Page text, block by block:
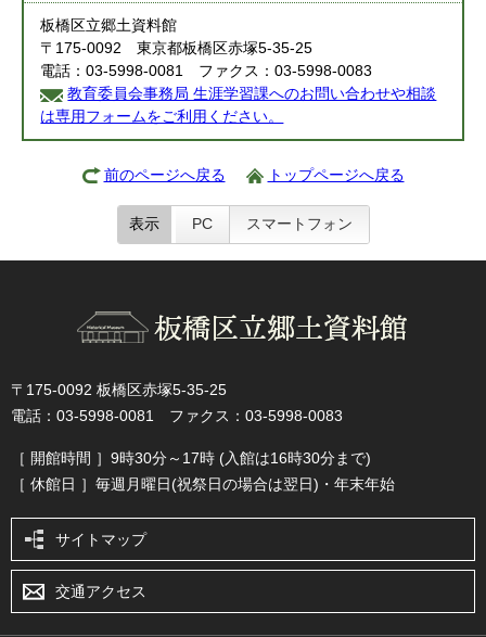
板橋区立郷土資料館
〒175-0092 東京都板橋区赤塚5-35-25
電話：03-5998-0081 ファクス：03-5998-0083
教育委員会事務局 生涯学習課へのお問い合わせや相談
は専用フォームをご利用ください。
前のページへ戻る トップページへ戻る
表示 PC スマートフォン
〒175-0092 板橋区赤塚5-35-25
電話：03-5998-0081 ファクス：03-5998-0083
［ 開館時間 ］9時30分～17時 (入館は16時30分まで)
［ 休館日 ］毎週月曜日(祝祭日の場合は翌日)・年末年始
サイトマップ
交通アクセス